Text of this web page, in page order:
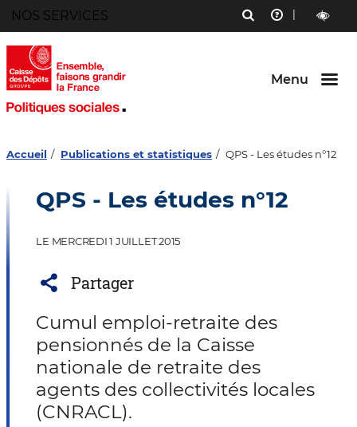
Aller au
contenu
Aller au
menu
Aller au
bouton
et
contraste
NOS SERVICES
Menu
RECHERCHE
AIDE
Menu
Accueil Publications et statistiques QPS - Les études n°12
QPS - Les études n°12
LE MERCREDI 1 JUILLET 2015
Partager
Cumul emploi-retraite des
pensionnés de la Caisse
nationale de retraite des
agents des collectivités locales
(CNRACL).